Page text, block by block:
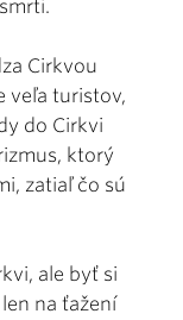
Cirkvou
veľa turistov,
do Cirkvi
ktorý
zatiaľ čo sú
ale byť si
na ťažení